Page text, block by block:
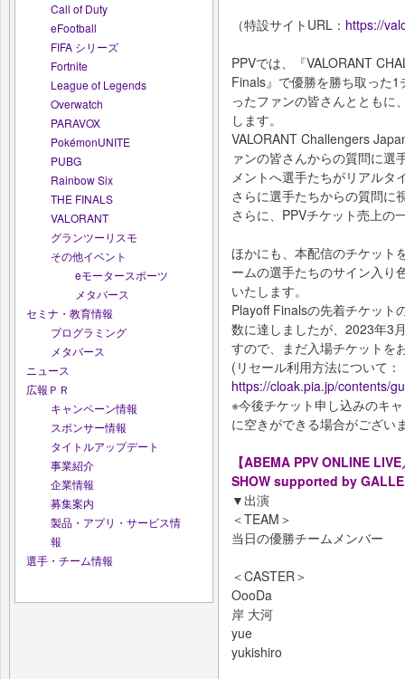
Call of Duty
eFootball
FIFA シリーズ
Fortnite
League of Legends
Overwatch
PARAVOX
PokémonUNITE
PUBG
Rainbow Six
THE FINALS
VALORANT
グランツーリスモ
その他イベント
eモータースポーツ
メタバース
セミナ・教育情報
プログラミング
メタバース
ニュース
広報ＰＲ
キャンペーン情報
スポンサー情報
タイトルアップデート
事業紹介
企業情報
募集案内
製品・アプリ・サービス情
報
選手・チーム情報
（特設サイトURL： https://
PPVでは、『VALORANT
Finals』で優勝を勝ち取った
ったファンの皆さんとともに
します。
VALORANT Challengers
ァンの皆さんからの質問に選
メントへ選手たちがリアルタ
さらに選手たちからの質問に
さらに、PPVチケット売上の
ほかにも、本配信のチケット
ームの選手たちのサイン入り
いたします。
Playoff Finalsの先着チケット
数に達しましたが、2023年3
すので、まだ入場チケットを
(リセール利用方法について：
https://cloak.pia.jp/contents/
※今後チケット申し込みのキ
に空きができる場合がござい
【ABEMA PPV ONLINE
SHOW supported by
▼出演
＜TEAM＞
当日の優勝チームメンバー
＜CASTER＞
OooDa
岸 大河
yue
yukishiro